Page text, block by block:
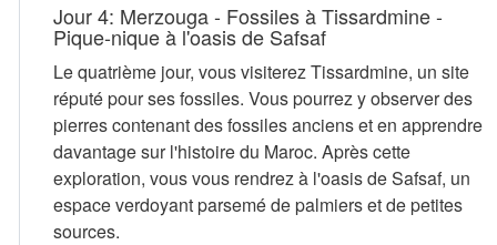
Jour 4: Merzouga - Fossiles à Tissardmine -
Pique-nique à l'oasis de Safsaf
Le quatrième jour, vous visiterez Tissardmine, un site
réputé pour ses fossiles. Vous pourrez y observer des
pierres contenant des fossiles anciens et en apprendre
davantage sur l'histoire du Maroc. Après cette
exploration, vous vous rendrez à l'oasis de Safsaf, un
espace verdoyant parsemé de palmiers et de petites
sources.